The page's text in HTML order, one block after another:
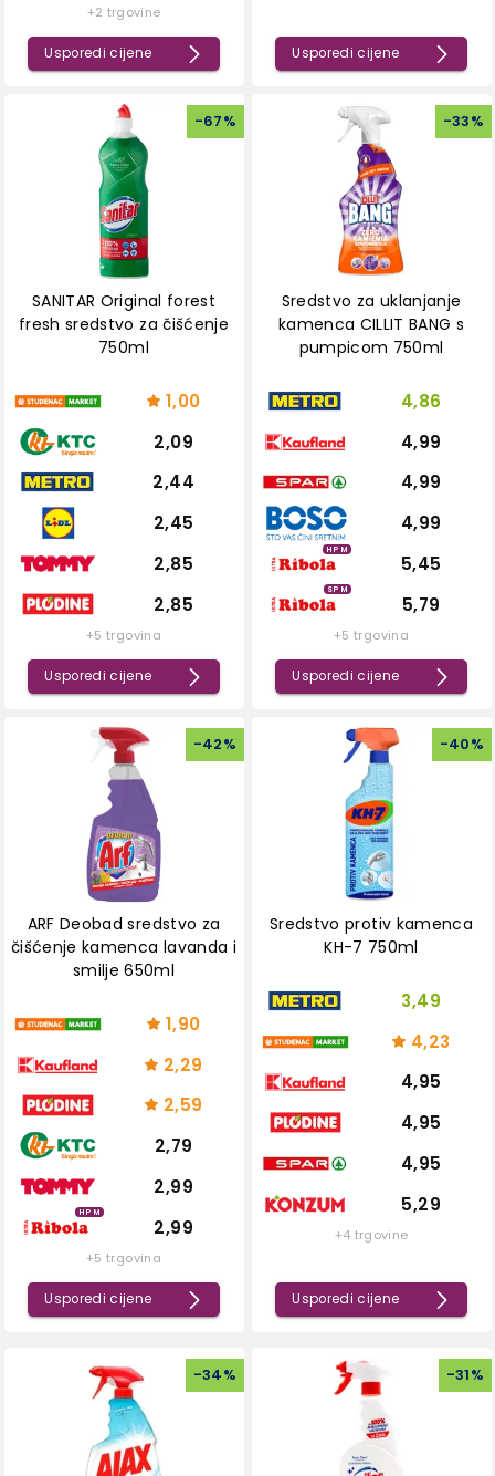
+2 trgovine
Usporedi cijene Usporedi cijene
-67%
SANITAR Original forest
fresh sredstvo za čišćenje
750ml
1,00
2,09
2,44
2,45
2,85
2,85
+5 trgovina
Usporedi cijene
-33%
Sredstvo za uklanjanje
kamenca CILLIT BANG s
pumpicom 750ml
4,86
4,99
4,99
4,99
HPM
5,45
SPM
5,79
+5 trgovina
Usporedi cijene
-42%
ARF Deobad sredstvo za
čišćenje kamenca lavanda i
smilje 650ml
1,90
2,29
2,59
2,79
2,99
HPM
2,99
+5 trgovina
Usporedi cijene
-40%
Sredstvo protiv kamenca
KH-7 750ml
3,49
4,23
4,95
4,95
4,95
5,29
+4 trgovine
Usporedi cijene
-34% -31%